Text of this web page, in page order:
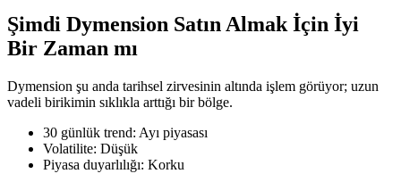
USDC Vadeli İşlemleri
Şimdi Dymension Satın Almak İçin İyi
Bir Zaman mı
Dymension şu anda tarihsel zirvesinin altında işlem görüyor; uzun
vadeli birikimin sıklıkla arttığı bir bölge.
30 günlük trend: Ayı piyasası
Volatilite: Düşük
Piyasa duyarlılığı: Korku